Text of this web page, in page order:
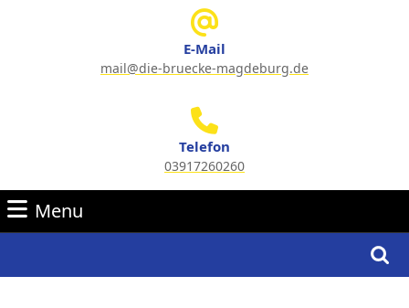
E-Mail
mail@die-bruecke-magdeburg.de
Telefon
03917260260
Phone
Menu